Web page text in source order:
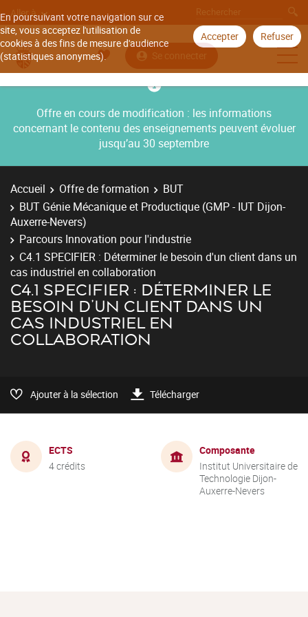
En poursuivant votre navigation sur ce
site, vous acceptez l'utilisation de
cookies à des fins de mesure d'audience
(statistiques anonymes).
Accepter Refuser
Aller à
Se connecter
Offre en cours de modification : les informations
concernant le contenu des enseignements peuvent évoluer
jusqu’au 30 septembre
Accueil Offre de formation
BUT
BUT Génie Mécanique et Productique (GMP - IUT Dijon-
Auxerre-Nevers)
Parcours Innovation pour l'industrie
C4.1 SPECIFIER : Déterminer le besoin d'un client dans un
cas industriel en collaboration
C4.1 SPECIFIER : DÉTERMINER LE
BESOIN D'UN CLIENT DANS UN
CAS INDUSTRIEL EN
COLLABORATION
Ajouter à la sélection Télécharger
ECTS
4 crédits
Composante
Institut Universitaire de
Technologie Dijon-
Auxerre-Nevers